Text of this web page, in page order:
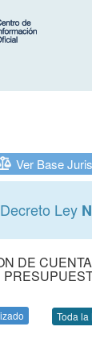
Ver Base
Decreto Ley
DE
Toda la